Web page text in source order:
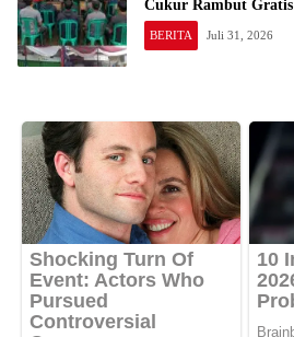
Cukur Rambut Gratis
BERITA Juli 31, 2026